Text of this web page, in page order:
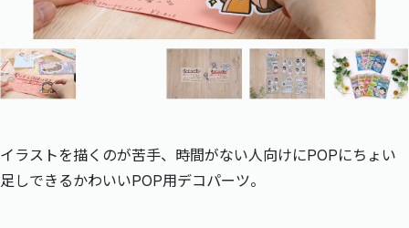
イラストを描くのが苦手、時間がない人向けにPOPにちょい
足しできるかわいいPOP用デコパーツ。